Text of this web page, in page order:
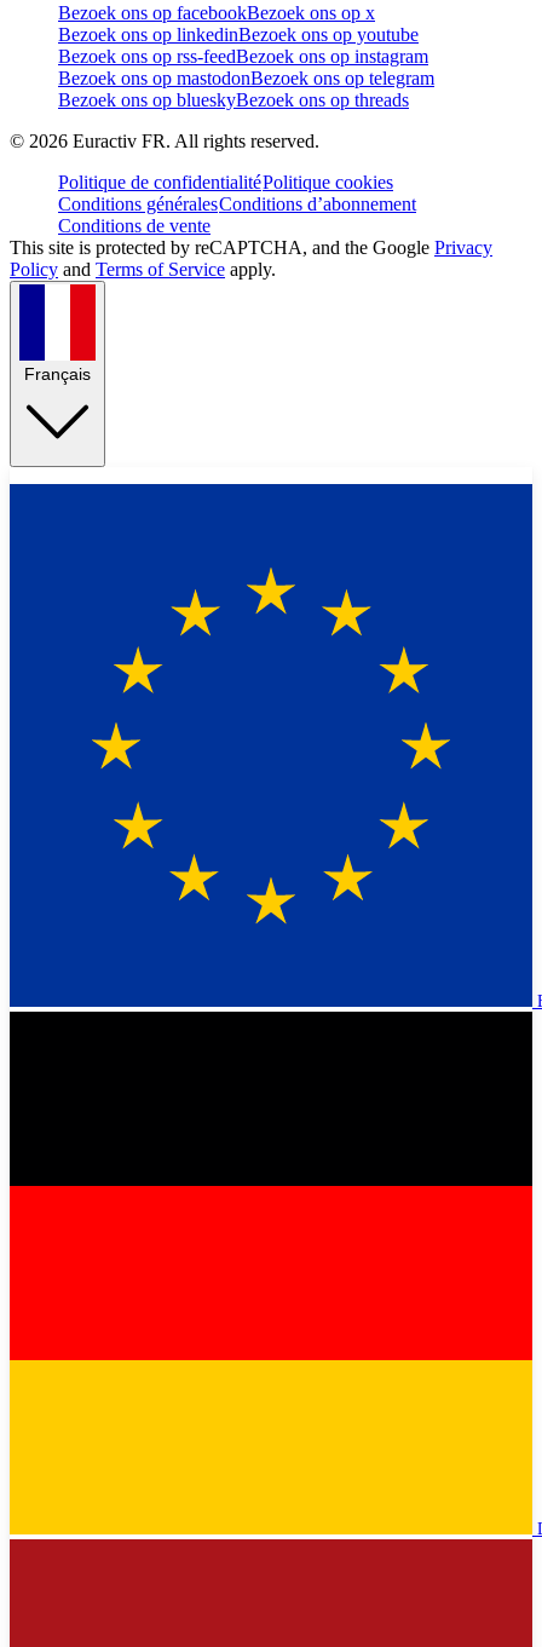
Bezoek ons op facebookBezoek ons op x
Bezoek ons op linkedinBezoek ons op youtube
Bezoek ons op rss-feedBezoek ons op instagram
Bezoek ons op mastodonBezoek ons op telegram
Bezoek ons op blueskyBezoek ons op threads
© 2026 Euractiv FR. All rights reserved.
Politique de confidentialitéPolitique cookies
Conditions généralesConditions d’abonnement
Conditions de vente
This site is protected by reCAPTCHA, and the Google Privacy
Policy and Terms of Service apply.
Français